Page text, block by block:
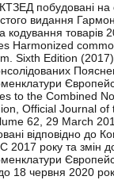
побудовані на
видання
кодування товарів
Harmonized
Sixth Edition
to the Combined
Official Journal of
62, 29 March
відповідно до
2017 року та змін
до 18 червня 2020